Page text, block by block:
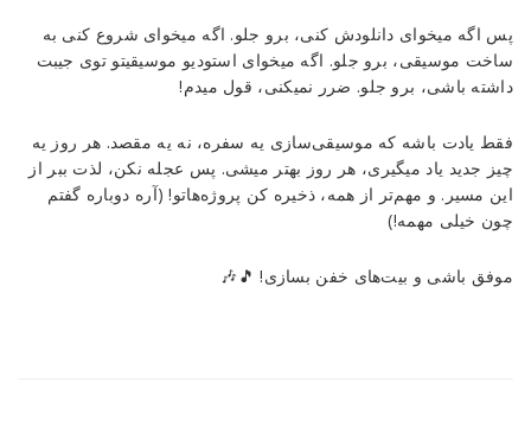
پس اگه میخوای دانلودش کنی، برو جلو. اگه میخوای شروع کنی به
ساخت موسیقی، برو جلو. اگه میخوای استودیو موسیقیتو توی جیبت
داشته باشی، برو جلو. ضرر نمیکنی، قول میدم!
فقط یادت باشه که موسیقی‌سازی یه سفره، نه یه مقصد. هر روز یه
چیز جدید یاد میگیری، هر روز بهتر میشی. پس عجله نکن، لذت ببر از
این مسیر. و مهم‌تر از همه، ذخیره کن پروژه‌هاتو! (آره دوباره گفتم
چون خیلی مهمه!)
موفق باشی و بیت‌های خفن بسازی! 🎵🎶